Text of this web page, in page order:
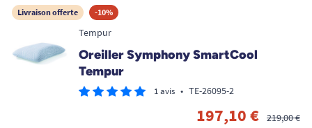
Livraison offerte -10%
Tempur
Oreiller Symphony SmartCool
Tempur
1 avis • TE-26095-2
197,10 €
219,00 €